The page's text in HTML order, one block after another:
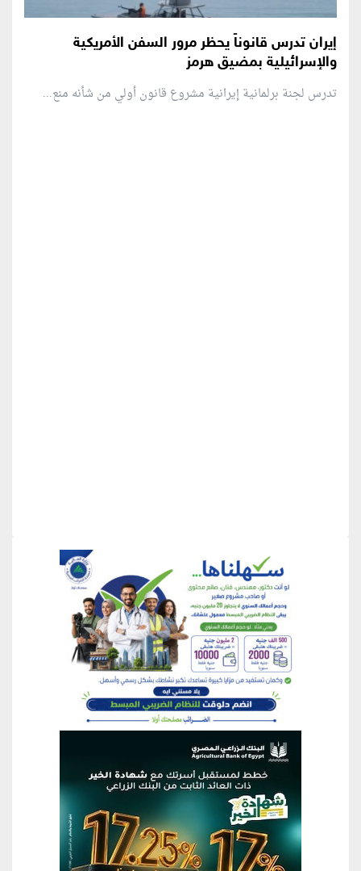
إيران تدرس قانوناً يحظر مرور السفن الأمريكية
والإسرائيلية بمضيق هرمز
تدرس لجنة برلمانية إيرانية مشروع قانون ⁠أولي من شأنه منع...
منطقة إعلانية
منطقة إعلانية